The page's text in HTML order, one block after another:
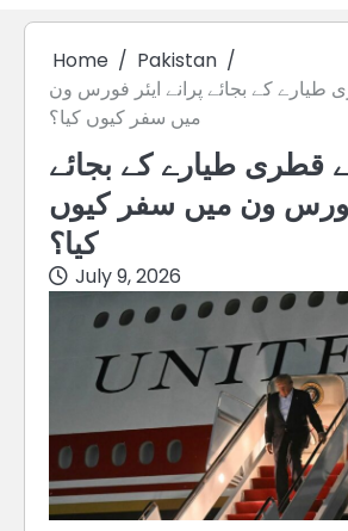
Home
Pakistan
کے بجائے پرانے ایئر فورس ون
میں سفر کیوں کیا؟
قطری طیارے کے بجائے
فورس ون میں سفر کیوں
کیا؟
July 9, 2026